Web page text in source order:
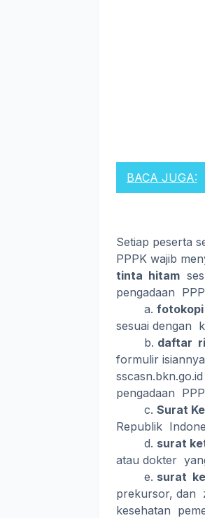
BACA JUGA:
Setiap peserta
PPPK wajib
tinta hitam
pengadaan
a.
sesuai dengan
b. daftar
formulir
pengadaan
c. Surat
Republik
d. surat
atau dokter
e. surat
prekursor, dan
kesehatan